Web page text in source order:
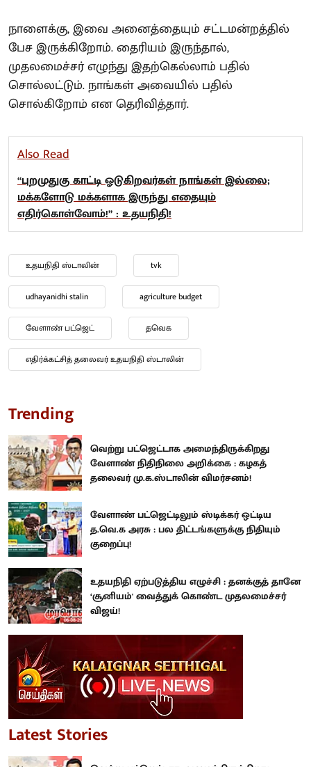
நாளைக்கு, இவை அனைத்தையும் சட்டமன்றத்தில்
பேச இருக்கிறோம். தைரியம் இருந்தால்,
முதலமைச்சர் எழுந்து இதற்கெல்லாம் பதில்
சொல்லட்டும். நாங்கள் அவையில் பதில்
சொல்கிறோம் என தெரிவித்தார்.
Also Read
“புறமுதுகு காட்டி ஓடுகிறவர்கள் நாங்கள் இல்லை;
மக்களோடு மக்களாக இருந்து எதையும்
எதிர்கொள்வோம்!” : உதயநிதி!
உதயநிதி ஸ்டாலின் tvk
udhayanidhi stalin agriculture budget
வேளாண் பட்ஜெட் தவெக
எதிர்க்கட்சித் தலைவர் உதயநிதி ஸ்டாலின்
Trending
வெற்று பட்ஜெட்டாக அமைந்திருக்கிறது
வேளாண் நிதிநிலை அறிக்கை : கழகத்
தலைவர் மு.க.ஸ்டாலின் விமர்சனம்!
வேளாண் பட்ஜெட்டிலும் ஸ்டிக்கர் ஒட்டிய
த.வெ.க அரசு : பல திட்டங்களுக்கு நிதியும்
குறைப்பு!
உதயநிதி ஏற்படுத்திய எழுச்சி : தனக்குத் தானே
‘சூனியம்' வைத்துக் கொண்ட முதலமைச்சர்
விஜய்!
Latest Stories